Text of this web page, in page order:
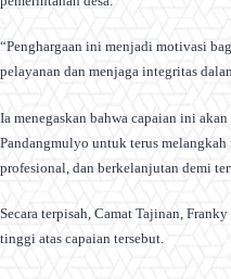
“Penghargaan ini menjadi motivasi
pelayanan dan menjaga integritas
Ia menegaskan bahwa capaian ini
Pandangmulyo untuk terus
profesional, dan berkelanjutan demi
Secara terpisah, Camat Tajinan,
tinggi atas capaian tersebut.